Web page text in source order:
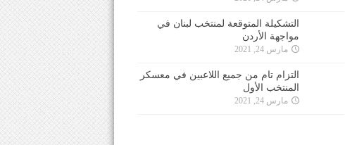
التشكيلة المتوقعة لمنتخب لبنان في
مواجهة الأردن
مارس 24, 2021
التزام تام من جميع اللاعبين في معسكر
المنتخب الأول
مارس 24, 2021